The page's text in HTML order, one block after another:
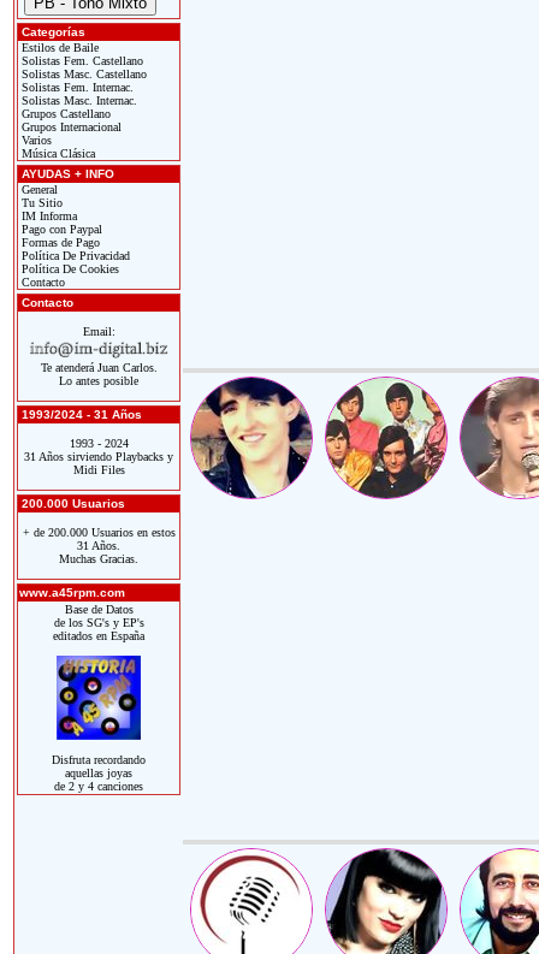
Categorías
Estilos de Baile
Solistas Fem. Castellano
Solistas Masc. Castellano
Solistas Fem. Internac.
Solistas Masc. Internac.
Grupos Castellano
Grupos Internacional
Varios
Música Clásica
AYUDAS + INFO
General
Tu Sitio
IM Informa
Pago con Paypal
Formas de Pago
Política De Privacidad
Política De Cookies
Contacto
Contacto
Email:
Te atenderá Juan Carlos.
Lo antes posible
1993/2024 - 31 Años
1993 - 2024
31 Años sirviendo Playbacks y
Midi Files
200.000 Usuarios
+ de 200.000 Usuarios en estos
31 Años.
Muchas Gracias.
www.a45rpm.com
Base de Datos
de los SG's y EP's
editados en España
Disfruta recordando
aquellas joyas
de 2 y 4 canciones